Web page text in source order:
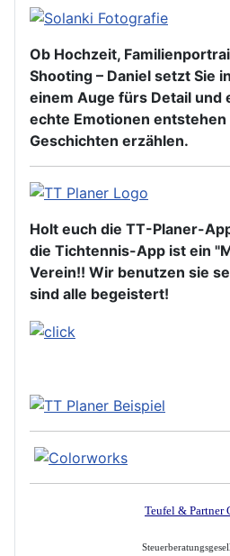
Ob Hochzeit,
Shooting – Daniel setzt Sie
einem Auge fürs Detail und
echte Emotionen entstehen
Geschichten erzählen.
Holt euch die TT-Planer-
die Tichtennis-App ist ein
Verein!! Wir benutzen sie
sind alle begeistert!
Teufel & Partner